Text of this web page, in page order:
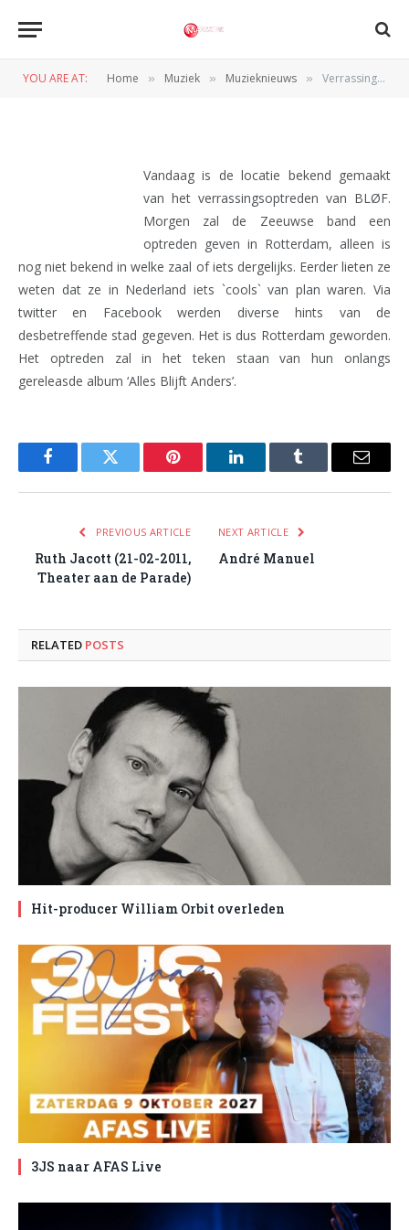
YOU ARE AT: Home » Muziek » Muzieknieuws » Verrassingsoptreden BLØF
Vandaag is de locatie bekend gemaakt
van het verrassingsoptreden van BLØF.
Morgen zal de Zeeuwse band een
optreden geven in Rotterdam, alleen is
nog niet bekend in welke zaal of iets dergelijks. Eerder lieten ze
weten dat ze in Nederland iets `cools` van plan waren. Via
twitter en Facebook werden diverse hints van de
desbetreffende stad gegeven. Het is dus Rotterdam geworden.
Het optreden zal in het teken staan van hun onlangs
gereleasde album ‘Alles Blijft Anders’.
FacebookTwitter Pinterest LinkedInTumblr Email
PREVIOUS ARTICLE
Ruth Jacott (21-02-2011,
Theater aan de Parade)
NEXT ARTICLE
André Manuel
RELATED POSTS
Hit-producer William Orbit overleden
3JS naar AFAS Live